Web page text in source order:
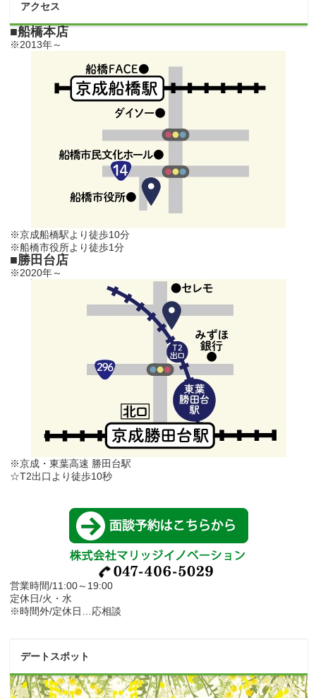
アクセス
■船橋本店
※2013年～
※京成船橋駅より徒歩10分
※船橋市役所より徒歩1分
■勝田台店
※2020年～
※京成・東葉高速 勝田台駅
☆T2出口より徒歩10秒
営業時間/11:00～19:00
定休日/火・水
※時間外/定休日…応相談
デートスポット